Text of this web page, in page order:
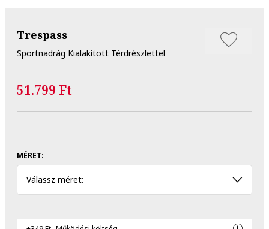
Trespass
Sportnadrág Kialakított Térdrészlettel
51.799 Ft
MÉRET:
Válassz méret: